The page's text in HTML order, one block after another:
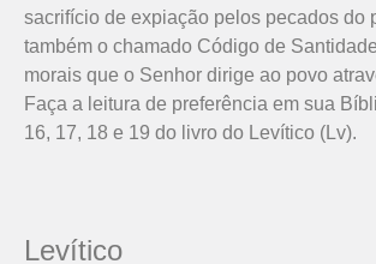
sacrifício de expiação pelos pecados do
também o chamado Código de
morais que o Senhor dirige ao povo
Faça a leitura de preferência em sua
16, 17, 18 e 19 do livro do Levítico (Lv).
Levítico